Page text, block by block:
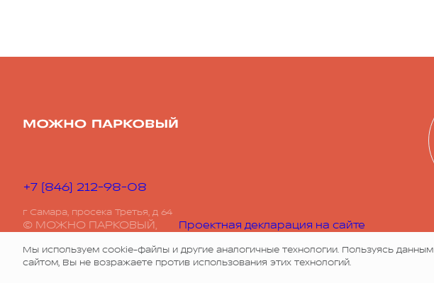
+7 (846) 212-98-08
г Самара, просека Третья, д 64
© МОЖНО ПАРКОВЫЙ,
Проектная декларация на сайте
Мы используем cookie-файлы и другие аналогичные технологии. Пользуясь данным
сайтом, Вы не возражаете против использования этих технологий.